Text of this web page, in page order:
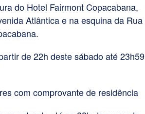
do Hotel Fairmont Copacabana,
Atlântica e na esquina da Rua
de 22h deste sábado até 23h59
com comprovante de residência